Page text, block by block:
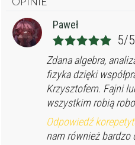
Paweł
5/5
Zdana algebra,
fizyka dzięki
Krzysztofem. Fajni
wszystkim robią
Odpowiedź
nam również bardzo